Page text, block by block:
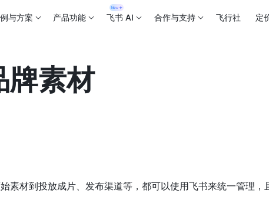
与方案 产品功能 飞书 AI 合作与支持 飞行社 定
牌素材
素材到投放成片、发布渠道等，都可以使用飞书来统一管理，